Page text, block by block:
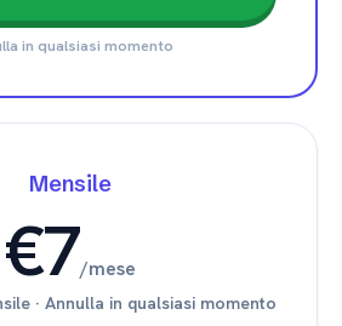
in qualsiasi momento
Mensile
€7/mese
· Annulla in qualsiasi momento